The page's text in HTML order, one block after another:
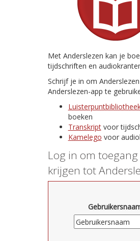
Met Anderslezen kan je
tijdschriften en
Schrijf je in om
Anderslezen-app te
boeken
Transkriptvoor
Kamelego voor
Log in om toegang
krijgen tot